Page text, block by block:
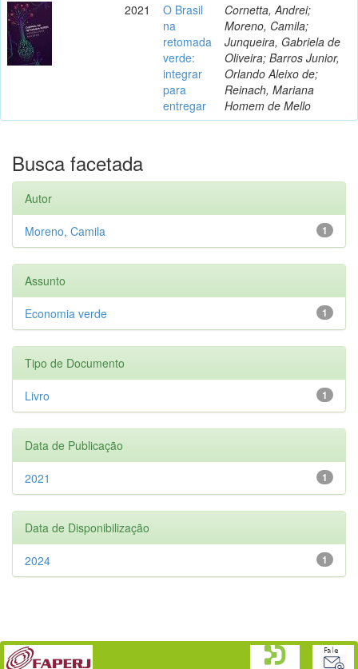
2021
O Brasil
na
retomada
verde:
integrar
para
entregar
Cornetta, Andrei;
Moreno, Camila;
Junqueira, Gabriela de
Oliveira; Barros Junior,
Orlando Aleixo de;
Reinach, Mariana
Homem de Mello
Busca facetada
Autor
1
Moreno, Camila
Assunto
1
Economia verde
Tipo de Documento
1
Livro
Data de Publicação
1
2021
Data de Disponibilização
1
2024